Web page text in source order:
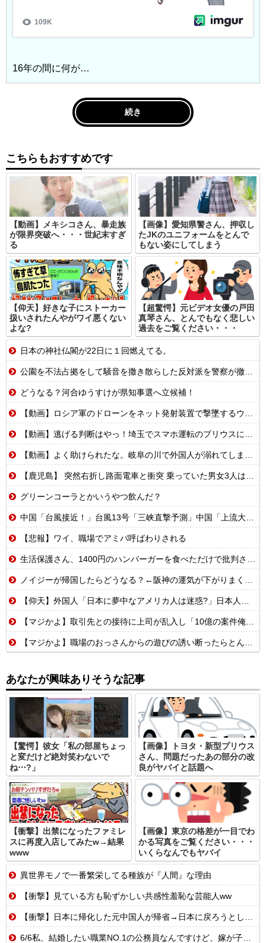
16年の間に何が…
続き
こちらもおすすめです
【動画】メキシコさん、暴走族
が限界突破へ・・・世紀末すぎ
る
【画像】愛知県警さん、押収し
たJKのユニフォームをとんで
もない姿にしてしまう
【仰天】好きな子にストーカー
扱いされたんやがワイ悪くない
よな?
【超驚愕】元ビデオ女優の戸田
真琴さん、とんでもなく悲しい
過去をご覧ください・・・
日本の神社仏閣が22日に１回燃えてる。
公園を不法占拠をして騒音を撒き散らした反対派を警察が撤去しました！
どうなる？河合ゆうすけが県知事選へ立候補！
【動画】ロシア軍のドローンをネット発射装置で撃墜するウクライナ。
【動画】逃げる判断はやっ！埼玉でスマホ運転のプリウスに当て逃げされる車載。
【動画】よく助けられたな。岐阜の川で外国人が溺れてしまう事故。
【鹿児島】 突然右折し路面電車と衝突 乗っていた男女3人は車を放置しダッシュで逃走中
グリーンコーラとかいうやつ飲んだ？
中国「台風接近！」台風13号「三峡直撃予測」中国「上流大洪水！（三峡上流」中国都市「8/5の映像（動画」三峡ダム「緊急放流（決壊危機」中国「下流大水害（震え声」→
【悲報】ワイ、職場でアミバ呼ばわりされる
生活保護さん、1400円のハンバーガーを食べただけで批判される
ノイジーが帰国したらどうなる？←阪神の運気が下がりまくるやろな
【仰天】外国人「日本に夢中なアメリカ人は迷惑?」日本人の回答が的確すぎた
【マジかよ】取引先との接待に上司が乱入し「10億の案件俺がもらったw残念だったな負け犬w」→取引先社長「誰だね君は…」既に契約成立していて…
【マジかよ】職場のおっさんからの遊びの誘い断ったらとんでもないこと言われたんだが
あなたが興味ありそうな記事
【驚愕】彼女「私の部屋ちょっ
と変だけど絶対笑わないで
ね⋯?」
【画像】トヨタ・新型プリウス
さん、問題だったあの部分の改
良がヤバイと話題へ
【衝撃】出禁になったファミレ
スに再度入店してみたw→結果
www
【画像】東京の格差が一目でわ
かる写真をご覧ください・・・
いくらなんでもヤバイ
異世界モノで一番繁栄してる種族が『人間』な理由
【衝撃】見ている方も恥ずかしい共感性羞恥な芸能人ww
【衝撃】日本に帰化した元中国人が帰省→日本に戻ろうとしたら…
6/6私、結婚したい職業NO.1の公務員なんですけど、嫁が子供連れて家出した。全く理由は思いつかないけど強いてあげるとすれば母のせいかもしれない。嫁のせいでアトピー悪化しそう→